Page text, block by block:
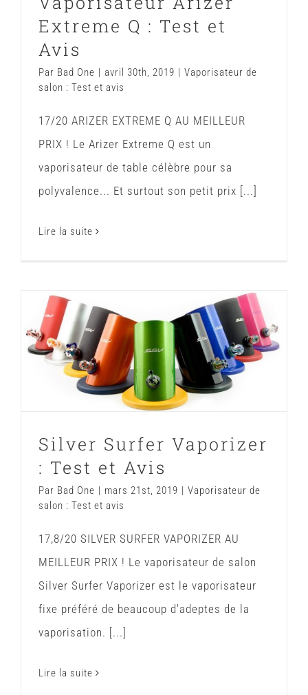
Extreme Q : Test et
Avis
Par Bad One | avril 30th, 2019 | Vaporisateur de
salon : Test et avis
17/20 ARIZER EXTREME Q AU MEILLEUR
PRIX ! Le Arizer Extreme Q est un
vaporisateur de table célèbre pour sa
polyvalence... Et surtout son petit prix [...]
Lire la suite
Silver Surfer Vaporizer : Test et Avis
Vaporisateur de salon : Test et avis
Silver Surfer Vaporizer
: Test et Avis
Par Bad One | mars 21st, 2019 | Vaporisateur de
salon : Test et avis
17,8/20 SILVER SURFER VAPORIZER AU
MEILLEUR PRIX ! Le vaporisateur de salon
Silver Surfer Vaporizer est le vaporisateur
fixe préféré de beaucoup d'adeptes de la
vaporisation. [...]
Lire la suite